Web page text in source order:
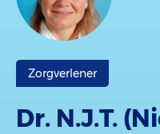
Zorgverlener
Dr. N.J.T.